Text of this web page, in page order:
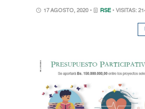
17 AGOSTO, 2020 • RSE • VISITAS: